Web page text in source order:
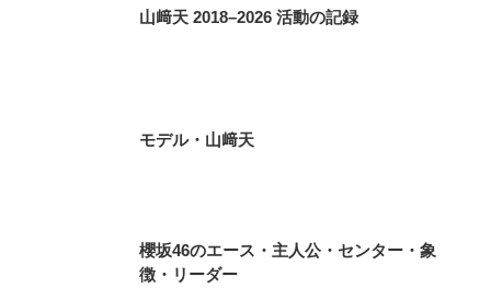
山﨑天 2018–2026 活動の記録
モデル・山﨑天
櫻坂46のエース・主人公・センター・象
徴・リーダー